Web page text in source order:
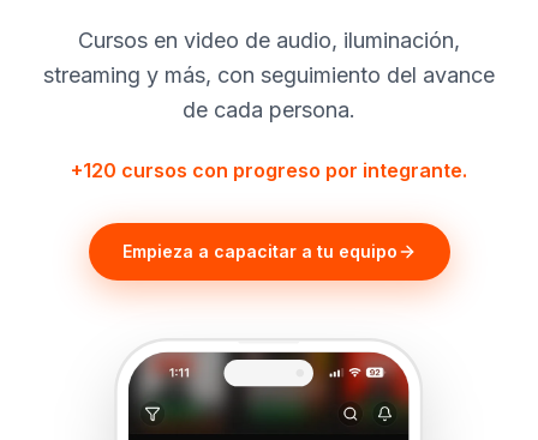
Cursos en video de audio, iluminación,
streaming y más, con seguimiento del avance
de cada persona.
+120 cursos con progreso por integrante.
Empieza a capacitar a tu equipo